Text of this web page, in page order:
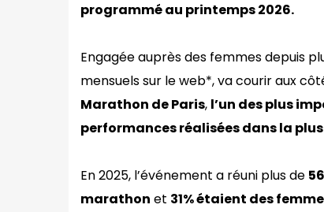
programmé au printemps 2026.
Engagée auprès des femmes depuis
mensuels sur le web*, va courir aux
Marathon de Paris, l’un des plus
performances réalisées dans la
En 2025, l’événement a réuni plus de
marathon et 31% étaient des